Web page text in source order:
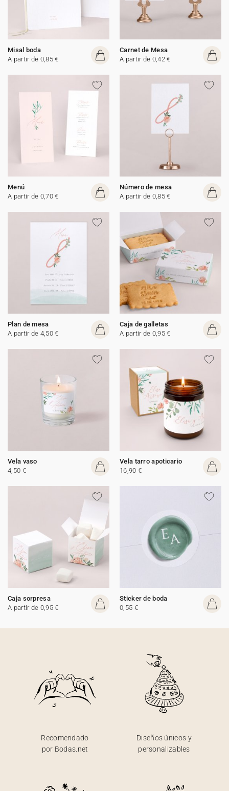
Misal boda
A partir de 0,85 €
Carnet de Mesa
A partir de 0,42 €
Menú
A partir de 0,70 €
Número de mesa
A partir de 0,85 €
Plan de mesa
A partir de 4,50 €
Caja de galletas
A partir de 0,95 €
Vela vaso
4,50 €
Vela tarro apoticario
16,90 €
Caja sorpresa
A partir de 0,95 €
Sticker de boda
0,55 €
Recomendado
por Bodas.net
Diseños únicos y
personalizables